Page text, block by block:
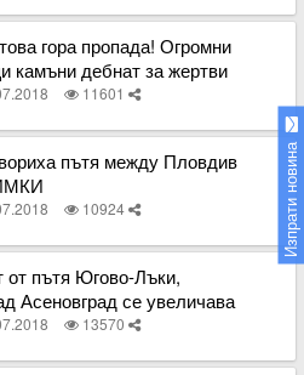
гора пропада! Огромни
камъни дебнат за жертви
11601
пътя между Пловдив
10924
от пътя Югово-Лъки,
Асеновград се увеличава
13570
Изпрати новина